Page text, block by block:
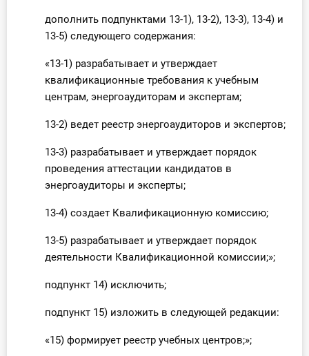
дополнить подпунктами 13-1), 13-2), 13-3), 13-4) и
13-5) следующего содержания:
«13-1) разрабатывает и утверждает
квалификационные требования к учебным
центрам, энергоаудиторам и экспертам;
13-2) ведет реестр энергоаудиторов и экспертов;
13-3) разрабатывает и утверждает порядок
проведения аттестации кандидатов в
энергоаудиторы и эксперты;
13-4) создает Квалификационную комиссию;
13-5) разрабатывает и утверждает порядок
деятельности Квалификационной комиссии;»;
подпункт 14) исключить;
подпункт 15) изложить в следующей редакции:
«15) формирует реестр учебных центров;»;